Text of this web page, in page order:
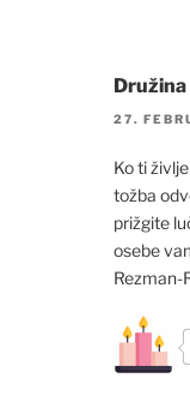
Družina
27.
Ko ti
tožba
prižgite
osebe
Rezman-